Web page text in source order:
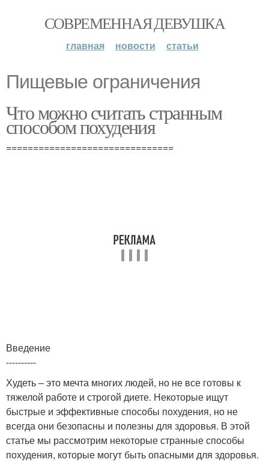
СОВРЕМЕННАЯ ДЕВУШКА
главная новости статьи
Пищевые ограничения
Что можно считать странным
способом похудения
===============================
Введение
----------
Худеть – это мечта многих людей, но не все готовы к
тяжелой работе и строгой диете. Некоторые ищут
быстрые и эффективные способы похудения, но не
всегда они безопасны и полезны для здоровья. В этой
статье мы рассмотрим некоторые странные способы
похудения, которые могут быть опасными для здоровья.